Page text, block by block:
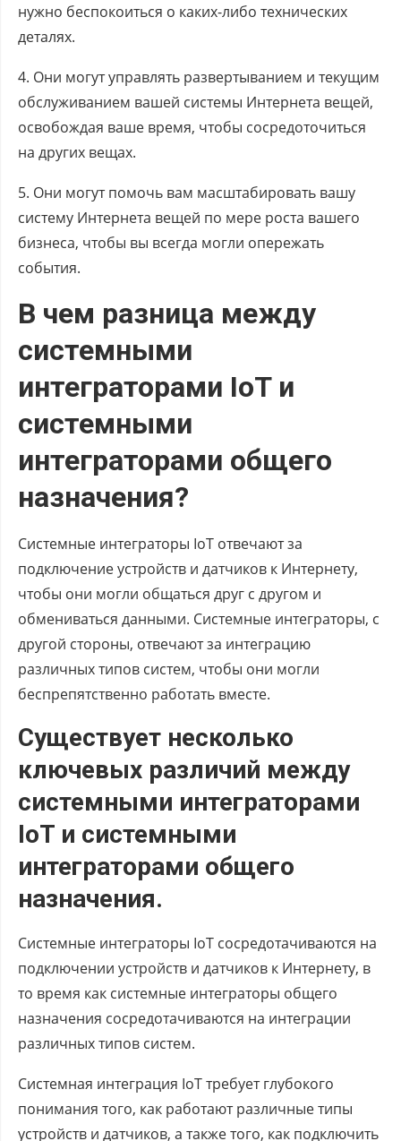
нужно беспокоиться о каких-либо технических
деталях.
4. Они могут управлять развертыванием и текущим
обслуживанием вашей системы Интернета вещей,
освобождая ваше время, чтобы сосредоточиться
на других вещах.
5. Они могут помочь вам масштабировать вашу
систему Интернета вещей по мере роста вашего
бизнеса, чтобы вы всегда могли опережать
события.
В чем разница между
системными
интеграторами IoT и
системными
интеграторами общего
назначения?
Системные интеграторы IoT отвечают за
подключение устройств и датчиков к Интернету,
чтобы они могли общаться друг с другом и
обмениваться данными. Системные интеграторы, с
другой стороны, отвечают за интеграцию
различных типов систем, чтобы они могли
беспрепятственно работать вместе.
Существует несколько
ключевых различий между
системными интеграторами
IoT и системными
интеграторами общего
назначения.
Системные интеграторы IoT сосредотачиваются на
подключении устройств и датчиков к Интернету, в
то время как системные интеграторы общего
назначения сосредотачиваются на интеграции
различных типов систем.
Системная интеграция IoT требует глубокого
понимания того, как работают различные типы
устройств и датчиков, а также того, как подключить